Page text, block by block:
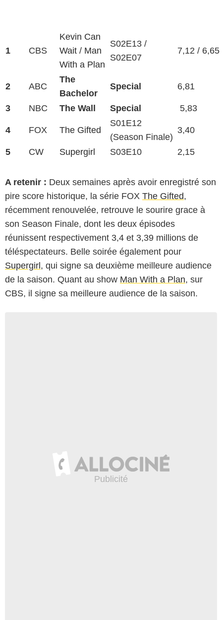
1 CBS
Kevin Can
Wait / Man
With a Plan
S02E13 /
S02E07
7,12 / 6,65
2 ABC
The
Bachelor
Special 6,81
3 NBC The Wall Special 5,83
4 FOX The Gifted
S01E12
(Season Finale)
3,40
5 CW Supergirl S03E10 2,15
A retenir : Deux semaines après avoir enregistré son
pire score historique, la série FOX The Gifted,
récemment renouvelée, retrouve le sourire grace à
son Season Finale, dont les deux épisodes
réunissent respectivement 3,4 et 3,39 millions de
téléspectateurs. Belle soirée également pour
Supergirl , qui signe sa deuxième meilleure audience
de la saison. Quant au show Man With a Plan, sur
CBS, il signe sa meilleure audience de la saison.